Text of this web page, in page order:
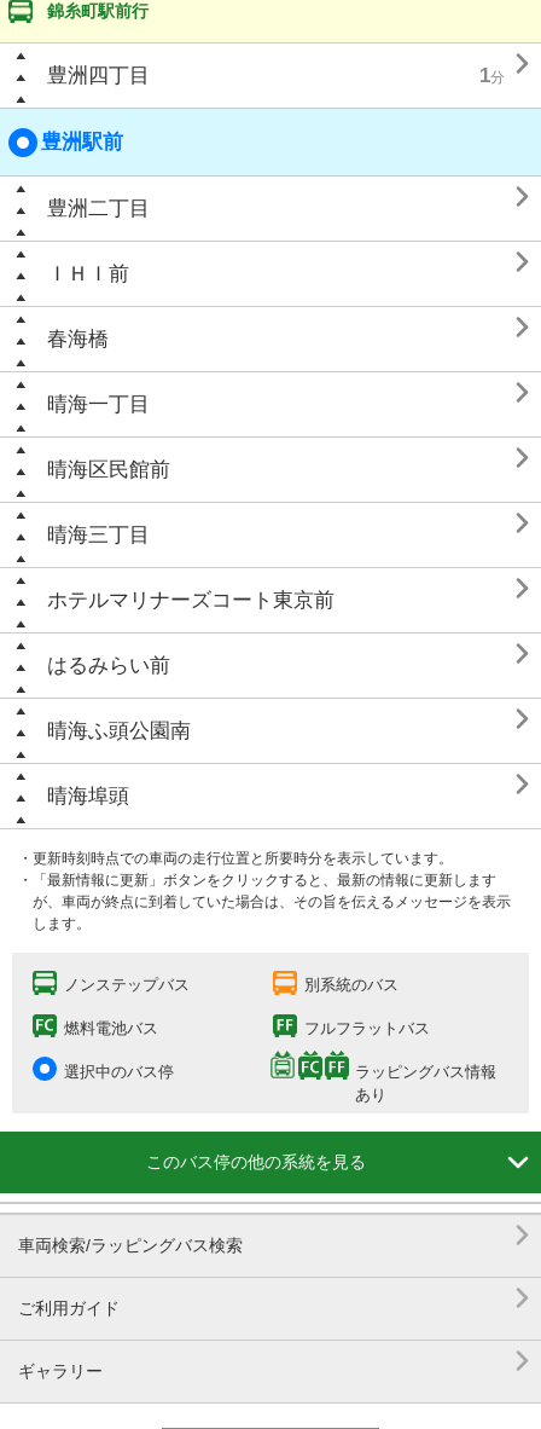
錦糸町駅前行
豊洲四丁目 1分 
豊洲駅前
豊洲二丁目 
ＩＨＩ前 
春海橋 
晴海一丁目 
晴海区民館前 
晴海三丁目 
ホテルマリナーズコート東京前 
はるみらい前 
晴海ふ頭公園南 
晴海埠頭 
・更新時刻時点での車両の走行位置と所要時分を表示しています。
・「最新情報に更新」ボタンをクリックすると、最新の情報に更新します
が、車両が終点に到着していた場合は、その旨を伝えるメッセージを表示
します。
ノンステップバス 別系統のバス
燃料電池バス フルフラットバス
選択中のバス停
ラッピングバス情報
あり
このバス停の他の系統を見る 
車両検索/ラッピングバス検索 
ご利用ガイド 
ギャラリー 